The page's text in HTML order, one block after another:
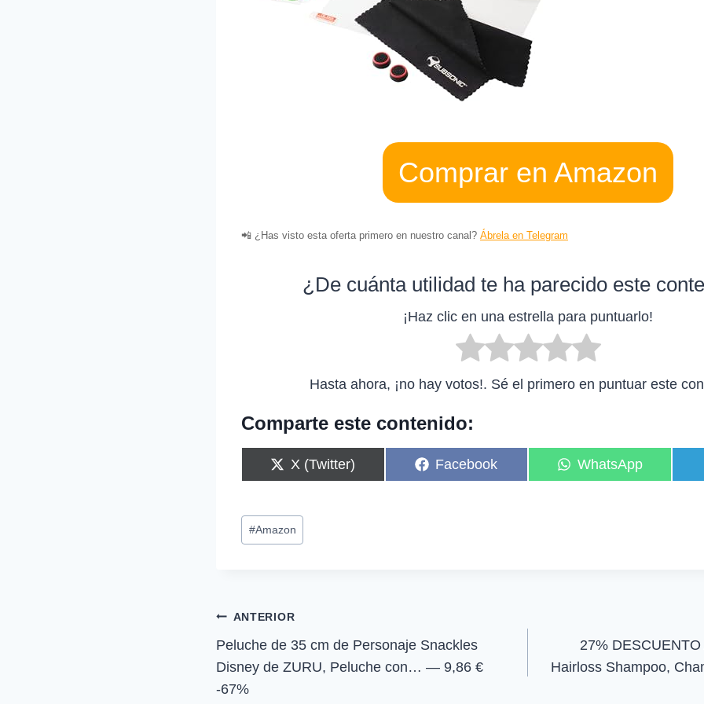
Comprar en Amazon
📲 ¿Has visto esta oferta primero en nuestro canal? Ábrela en Telegram
¿De cuánta utilidad te ha parecido este
¡Haz clic en una estrella para puntuarlo!
Hasta ahora, ¡no hay votos!. Sé el primero en puntuar este
Comparte este contenido:
C
o
a
r
t
X (Twitter)
C
o
Facebook
C
o
WhatsApp
Etiquetas
de
#Amazon
Navegación
de
entradas
ANTERIOR
Peluche de 35 cm de Personaje Snackles
Disney de ZURU, Peluche con… — 9,86 €
-67%
27%
Hairloss Shampoo,